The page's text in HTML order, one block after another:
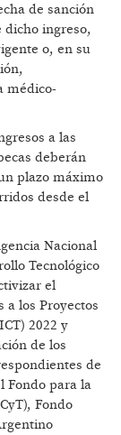
de sanción
dicho ingreso,
o, en su
médico-
a las
deberán
plazo máximo
desde el
Nacional
Tecnológico
el
a los Proyectos
2022 y
de los
de
Fondo para la
Fondo